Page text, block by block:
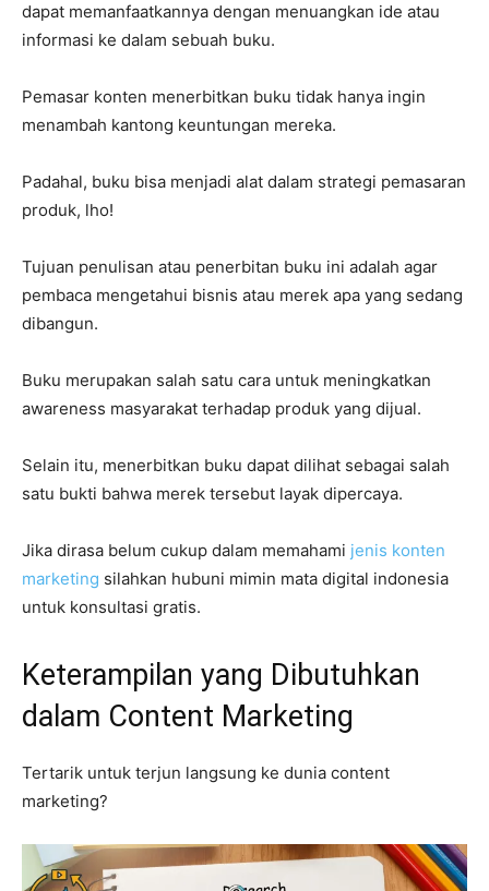
dapat memanfaatkannya dengan menuangkan ide atau
informasi ke dalam sebuah buku.
Pemasar konten menerbitkan buku tidak hanya ingin
menambah kantong keuntungan mereka.
Padahal, buku bisa menjadi alat dalam strategi pemasaran
produk, lho!
Tujuan penulisan atau penerbitan buku ini adalah agar
pembaca mengetahui bisnis atau merek apa yang sedang
dibangun.
Buku merupakan salah satu cara untuk meningkatkan
awareness masyarakat terhadap produk yang dijual.
Selain itu, menerbitkan buku dapat dilihat sebagai salah
satu bukti bahwa merek tersebut layak dipercaya.
Jika dirasa belum cukup dalam memahami jenis konten
marketing silahkan hubuni mimin mata digital indonesia
untuk konsultasi gratis.
Keterampilan yang Dibutuhkan
dalam Content Marketing
Tertarik untuk terjun langsung ke dunia content
marketing?